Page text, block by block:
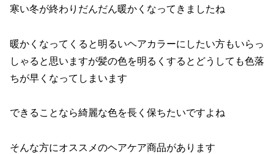
寒い冬が終わりだんだん暖かくなってきましたね
暖かくなってくると明るいヘアカラーにしたい方もいらっ
しゃると思いますが髪の色を明るくするとどうしても色落
ちが早くなってしまいます
できることなら綺麗な色を長く保ちたいですよね
そんな方にオススメのヘアケア商品があります